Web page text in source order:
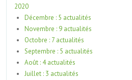
2020
Décembre : 5 actualités
Novembre : 9 actualités
Octobre : 7 actualités
Septembre : 5 actualités
Août : 4 actualités
Juillet : 3 actualités